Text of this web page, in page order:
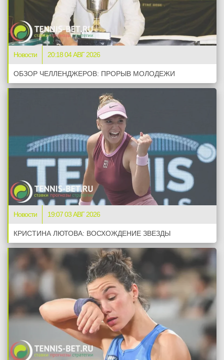
Новости 20:18 04 АВГ 2026
ОБЗОР ЧЕЛЛЕНДЖЕРОВ: ПРОРЫВ МОЛОДЕЖИ
Новости 19:07 03 АВГ 2026
КРИСТИНА ЛЮТОВА: ВОСХОЖДЕНИЕ ЗВЕЗДЫ